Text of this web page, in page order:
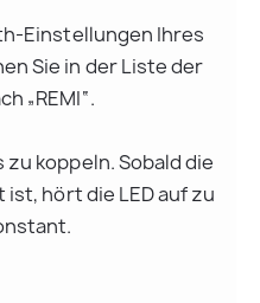
Einstellungen Ihres
Sie in der Liste der
„REMI“.
zu koppeln. Sobald die
hört die LED auf zu